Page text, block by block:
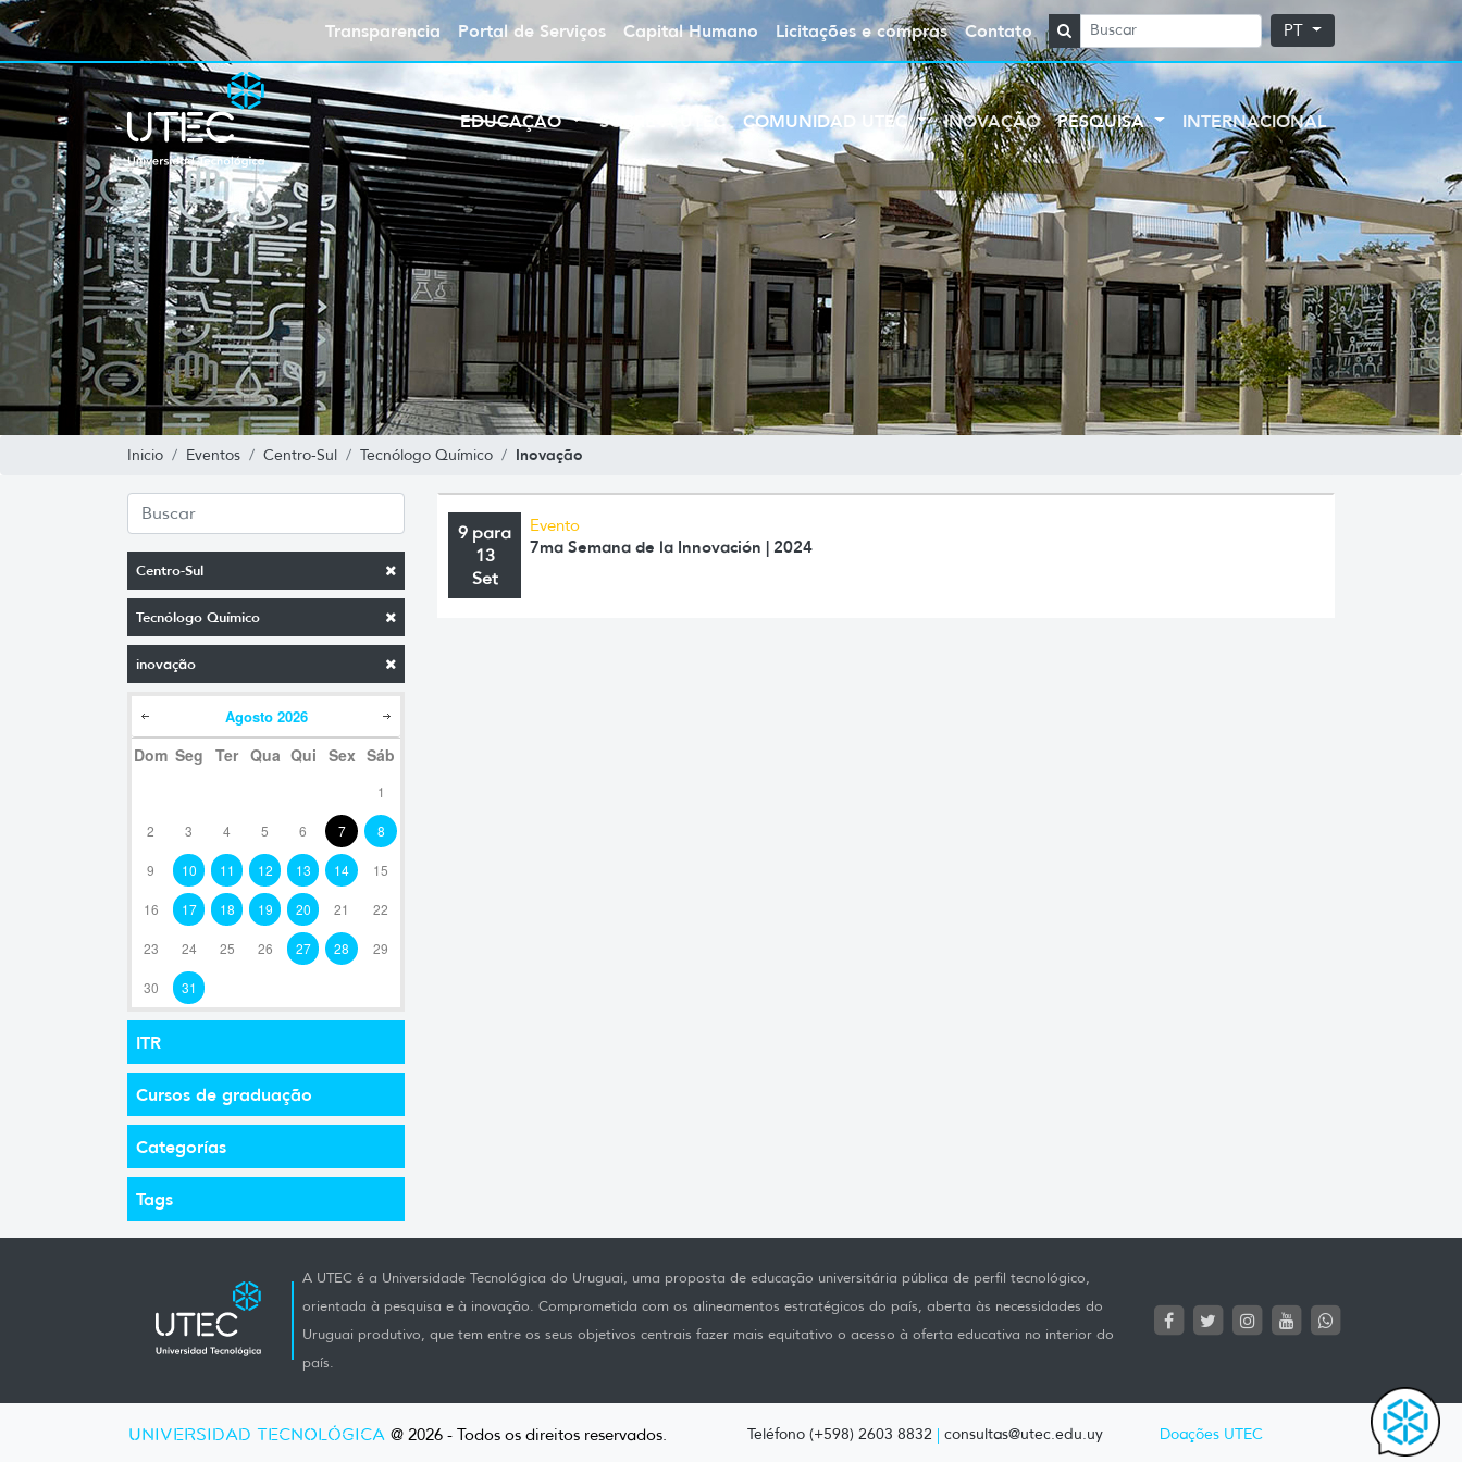
Transparencia Portal de Serviços Capital Humano Licitações e compras Contato PT
EDUCAÇÃO SOBRE A UTEC COMUNIDAD UTEC INOVAÇÃO PESQUISA INTERNACIONAL
Inicio Eventos Centro-Sul Tecnólogo Químico Inovação
Centro-Sul
Tecnólogo Químico
inovação
Agosto 2026
Dom Seg Ter Qua Qui Sex Sáb
1
2 3 4 5 6 7 8
9 10 11 12 13 14 15
16 17 18 19 20 21 22
23 24 25 26 27 28 29
30 31
ITR
Cursos de graduação
Categorías
Tags
9 para
13
Set
Evento
7ma Semana de la Innovación | 2024
A UTEC é a Universidade Tecnológica do Uruguai, uma proposta de educação universitária pública de perfil tecnológico,
orientada à pesquisa e à inovação. Comprometida com os alineamentos estratégicos do país, aberta às necessidades do
Uruguai produtivo, que tem entre os seus objetivos centrais fazer mais equitativo o acesso à oferta educativa no interior do
país.
UNIVERSIDAD TECNOLÓGICA @ 2026 - Todos os direitos reservados. Teléfono (+598) 2603 8832 | consultas@utec.edu.uy Doações UTEC